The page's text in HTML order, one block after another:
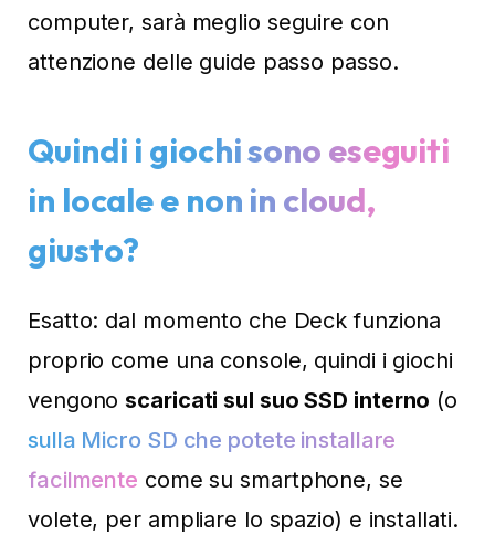
computer, sarà meglio seguire con
attenzione delle guide passo passo.
Quindi i giochi sono eseguiti
in locale e non in cloud,
giusto?
Esatto: dal momento che Deck funziona
proprio come una console, quindi i giochi
vengono scaricati sul suo SSD interno (o
sulla Micro SD che potete installare
facilmente come su smartphone, se
volete, per ampliare lo spazio) e installati.